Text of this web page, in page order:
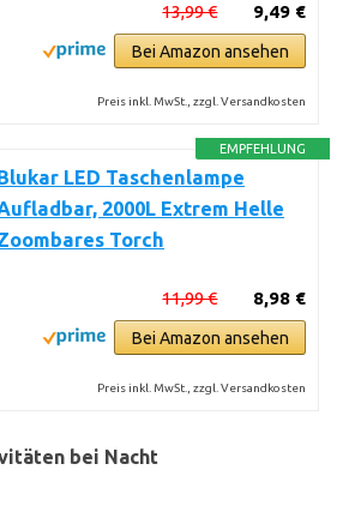
9,49 €
13,99 €
Bei Amazon ansehen
Preis inkl. MwSt., zzgl. Versandkosten
EMPFEHLUNG
LED Taschenlampe
2000L Extrem Helle
Torch
8,98 €
11,99 €
Bei Amazon ansehen
Preis inkl. MwSt., zzgl. Versandkosten
bei Nacht